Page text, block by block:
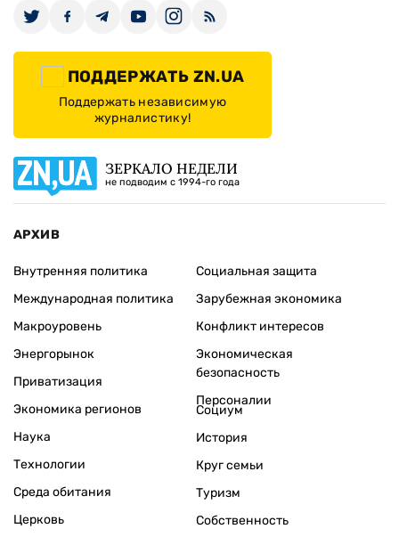
ПОДДЕРЖАТЬ ZN.UA
Поддержать независимую
журналистику!
ЗЕРКАЛО НЕДЕЛИ
не подводим с 1994-го года
АРХИВ
Внутренняя политика
Международная политика
Макроуровень
Энергорынок
Приватизация
Экономика регионов
Социальная защита
Зарубежная экономика
Конфликт интересов
Экономическая
безопасность
Персоналии
Наука
Технологии
Среда обитания
Церковь
Социум
История
Круг семьи
Туризм
Собственность